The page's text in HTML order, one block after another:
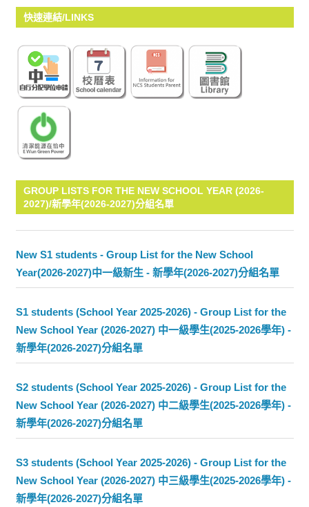
快速連結/LINKS
GROUP LISTS FOR THE NEW SCHOOL YEAR (2026-
2027)/新學年(2026-2027)分組名單
New S1 students - Group List for the New School
Year(2026-2027)中一級新生 - 新學年(2026-2027)分組名單
S1 students (School Year 2025-2026) - Group List for the
New School Year (2026-2027) 中一級學生(2025-2026學年) -
新學年(2026-2027)分組名單
S2 students (School Year 2025-2026) - Group List for the
New School Year (2026-2027) 中二級學生(2025-2026學年) -
新學年(2026-2027)分組名單
S3 students (School Year 2025-2026) - Group List for the
New School Year (2026-2027) 中三級學生(2025-2026學年) -
新學年(2026-2027)分組名單